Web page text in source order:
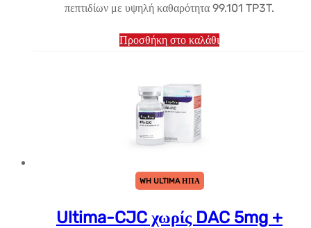
πεπτιδίων με υψηλή καθαρότητα 99.101 TP3T.
Προσθήκη στο καλάθι
WH ULTIMA ΗΠΑ
Ultima-CJC χωρίς DAC 5mg +